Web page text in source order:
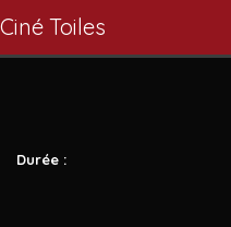
Ciné Toiles
Durée :